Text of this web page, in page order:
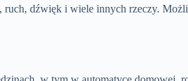
dźwięk i wiele innych rzeczy.